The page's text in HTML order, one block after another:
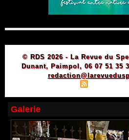
© RDS 2026 - La Revue du
Dunant, Paimpol, 06 07 51 35
Galerie